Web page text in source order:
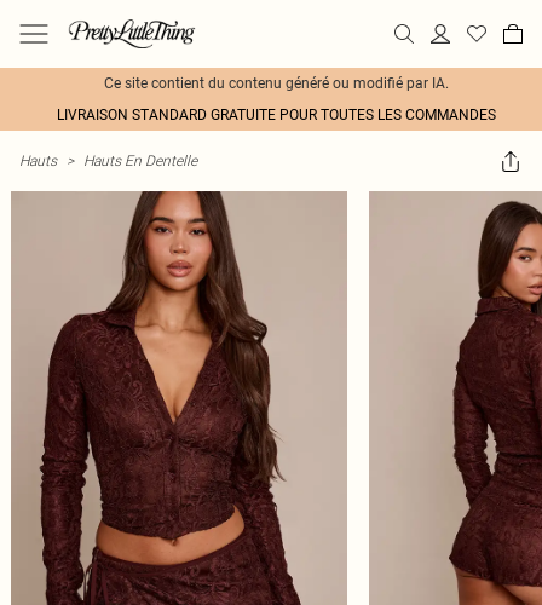
Ce site contient du contenu généré ou modifié par IA.
LIVRAISON STANDARD GRATUITE POUR TOUTES LES COMMANDES
Hauts > Hauts En Dentelle